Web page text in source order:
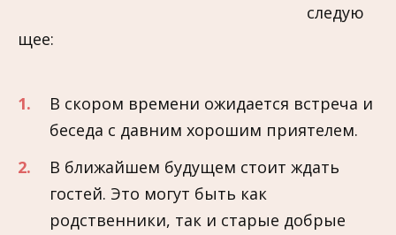
следую
щее:
В скором времени ожидается встреча и
беседа с давним хорошим приятелем.
В ближайшем будущем стоит ждать
гостей. Это могут быть как
родственники, так и старые добрые